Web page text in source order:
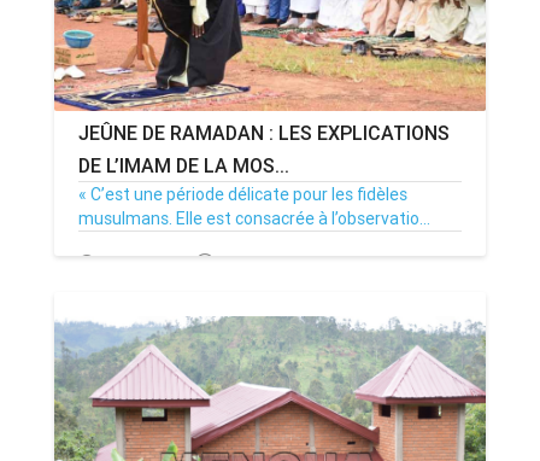
JEÛNE DE RAMADAN : LES EXPLICATIONS
DE L’IMAM DE LA MOS...
« C’est une période délicate pour les fidèles
musulmans. Elle est consacrée à l’observatio...
07/05/19 Par MenouActu 2